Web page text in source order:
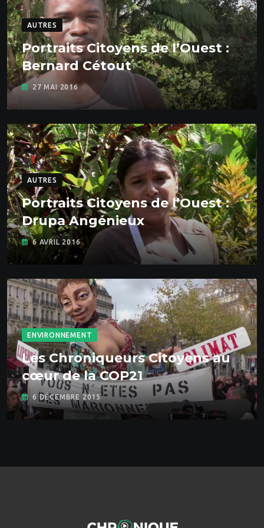
AUTRES
Portraits Citoyens de l’Ouest :
Bernard Cétout
27 MAI 2016
AUTRES
Portraits Citoyens de l’Ouest :
Drupa Angénieux
6 AVRIL 2016
ENVIRONNEMENT
Les Chroniqueurs Citoyens au
cœur de la COP21
6 DÉCEMBRE 2015